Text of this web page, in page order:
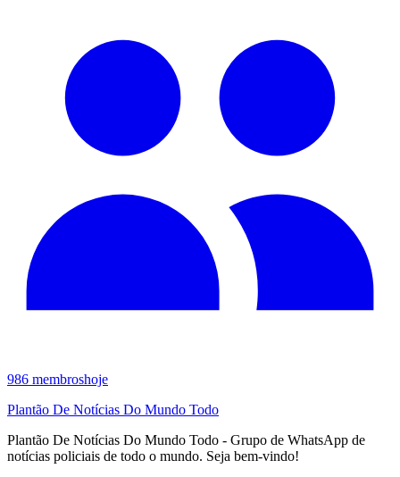
986 membroshoje
Plantão De Notícias Do Mundo Todo
Plantão De Notícias Do Mundo Todo - Grupo de WhatsApp de
notícias policiais de todo o mundo. Seja bem-vindo!